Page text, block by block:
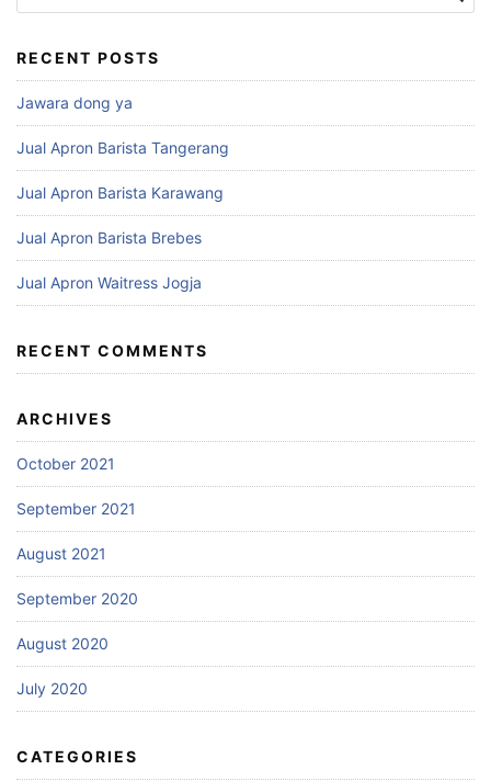
RECENT POSTS
Jawara dong ya
Jual Apron Barista Tangerang
Jual Apron Barista Karawang
Jual Apron Barista Brebes
Jual Apron Waitress Jogja
RECENT COMMENTS
ARCHIVES
October 2021
September 2021
August 2021
September 2020
August 2020
July 2020
CATEGORIES